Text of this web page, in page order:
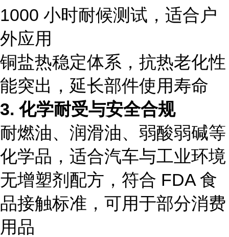
1000 小时耐候测试，适合户
外应用
铜盐热稳定体系，抗热老化性
能突出，延长部件使用寿命
3. 化学耐受与安全合规
耐燃油、润滑油、弱酸弱碱等
化学品，适合汽车与工业环境
无增塑剂配方，符合 FDA 食
品接触标准，可用于部分消费
用品